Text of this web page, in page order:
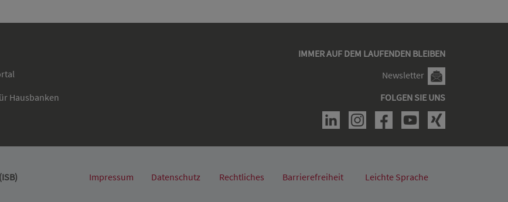
IMMER AUF DEM LAUFENDEN BLEIBEN
Newsletter
Hausbanken
FOLGEN SIE UNS
Impressum Datenschutz Rechtliches Barrierefreiheit Leichte Sprache